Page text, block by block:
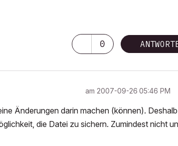
0
am ‎2007-09-26 05:46 PM
Änderungen darin machen (können). Deshalb
die Datei zu sichern. Zumindest nicht